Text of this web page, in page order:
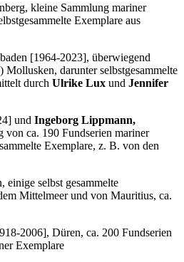
kleine Sammlung mariner
Exemplare aus
[1964-2023], überwiegend
darunter selbstgesammelte
durch Ulrike Lux und Jennifer
und Ingeborg Lippmann,
von ca. 190 Fundserien mariner
Exemplare, z. B. von den
einige selbst gesammelte
Mittelmeer und von Mauritius, ca.
2006], Düren, ca. 200 Fundserien
Exemplare